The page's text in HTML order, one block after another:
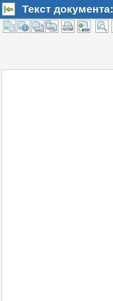
Текст документа: